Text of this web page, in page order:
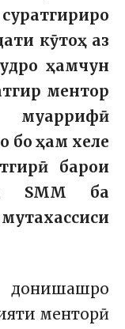
кӯтоҳ аз
ҳамчун
ментор
муаррифӣ
бо ҳам хеле
барои
SMM ба
менторӣ